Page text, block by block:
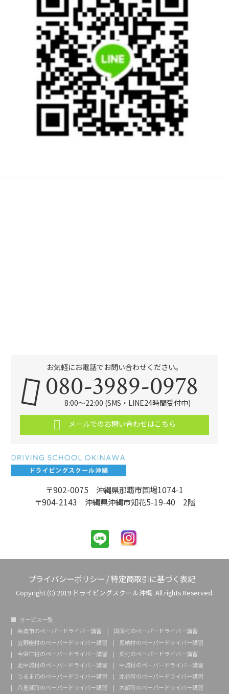
〒902-0075 沖縄県那覇市国場1074-1
〒904-2143 沖縄県沖縄市知花5-19-40 2階
お気軽にお電話でお問い合わせください。
080-3989-0978
8:00～22:00 (SMS・LINE24時間受付中)
メールでのお問い合わせはこちら
プライバシーポリシー /特定商取引に基づく表記
Copyright (C) 2019 ドライビングスクール沖縄. All rights Reserved.
サービス一覧
糸満市のペーパードライバー講習
国頭村のペーパードライバー講習
宜野座村のペーパードライバー講習
恩納村のペーパードライバー講習
今帰仁村のペーパードライバー講習
東村のペーパードライバー講習
北中城村のペーパードライバー講習
中城村のペーパードライバー講習
うるま市のペーパードライバー講習
北谷町のペーパードライバー講習
八重瀬町のペーパードライバー講習
本部町のペーパードライバー講習